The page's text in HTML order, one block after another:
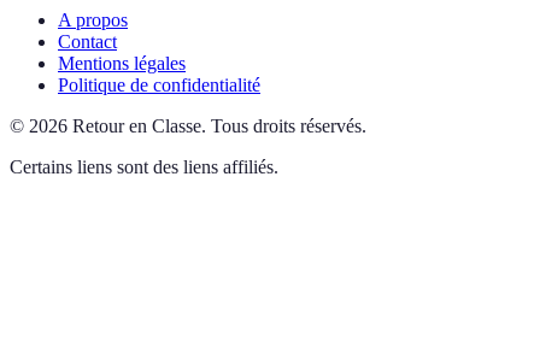
A propos
Contact
Mentions légales
Politique de confidentialité
© 2026 Retour en Classe. Tous droits réservés.
Certains liens sont des liens affiliés.